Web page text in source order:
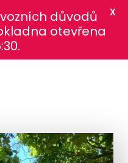
důvodů
otevřena
X